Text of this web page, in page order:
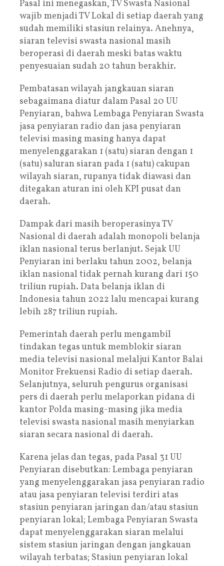
Pasal ini menegaskan, TV Swasta Nasional
wajib menjadi TV Lokal di setiap daerah yang
sudah memiliki stasiun relainya. Anehnya,
siaran televisi swasta nasional masih
beroperasi di daerah meski batas waktu
penyesuaian sudah 20 tahun berakhir.
Pembatasan wilayah jangkauan siaran
sebagaimana diatur dalam Pasal 20 UU
Penyiaran, bahwa Lembaga Penyiaran Swasta
jasa penyiaran radio dan jasa penyiaran
televisi masing masing hanya dapat
menyelenggarakan 1 (satu) siaran dengan 1
(satu) saluran siaran pada 1 (satu) cakupan
wilayah siaran, rupanya tidak diawasi dan
ditegakan aturan ini oleh KPI pusat dan
daerah.
Dampak dari masih beroperasinya TV
Nasional di daerah adalah monopoli belanja
iklan nasional terus berlanjut. Sejak UU
Penyiaran ini berlaku tahun 2002, belanja
iklan nasional tidak pernah kurang dari 150
triliun rupiah. Data belanja iklan di
Indonesia tahun 2022 lalu mencapai kurang
lebih 287 triliun rupiah.
Pemerintah daerah perlu mengambil
tindakan tegas untuk memblokir siaran
media televisi nasional melaljui Kantor Balai
Monitor Frekuensi Radio di setiap daerah.
Selanjutnya, seluruh pengurus organisasi
pers di daerah perlu melaporkan pidana di
kantor Polda masing-masing jika media
televisi swasta nasional masih menyiarkan
siaran secara nasional di daerah.
Karena jelas dan tegas, pada Pasal 31 UU
Penyiaran disebutkan: Lembaga penyiaran
yang menyelenggarakan jasa penyiaran radio
atau jasa penyiaran televisi terdiri atas
stasiun penyiaran jaringan dan/atau stasiun
penyiaran lokal; Lembaga Penyiaran Swasta
dapat menyelenggarakan siaran melalui
sistem stasiun jaringan dengan jangkauan
wilayah terbatas; Stasiun penyiaran lokal